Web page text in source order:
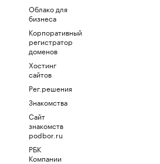
Облако для
бизнеса
Корпоративный
регистратор
доменов
Хостинг
сайтов
Рег.решения
Знакомства
Сайт
знакомств
podbor.ru
РБК
Компании